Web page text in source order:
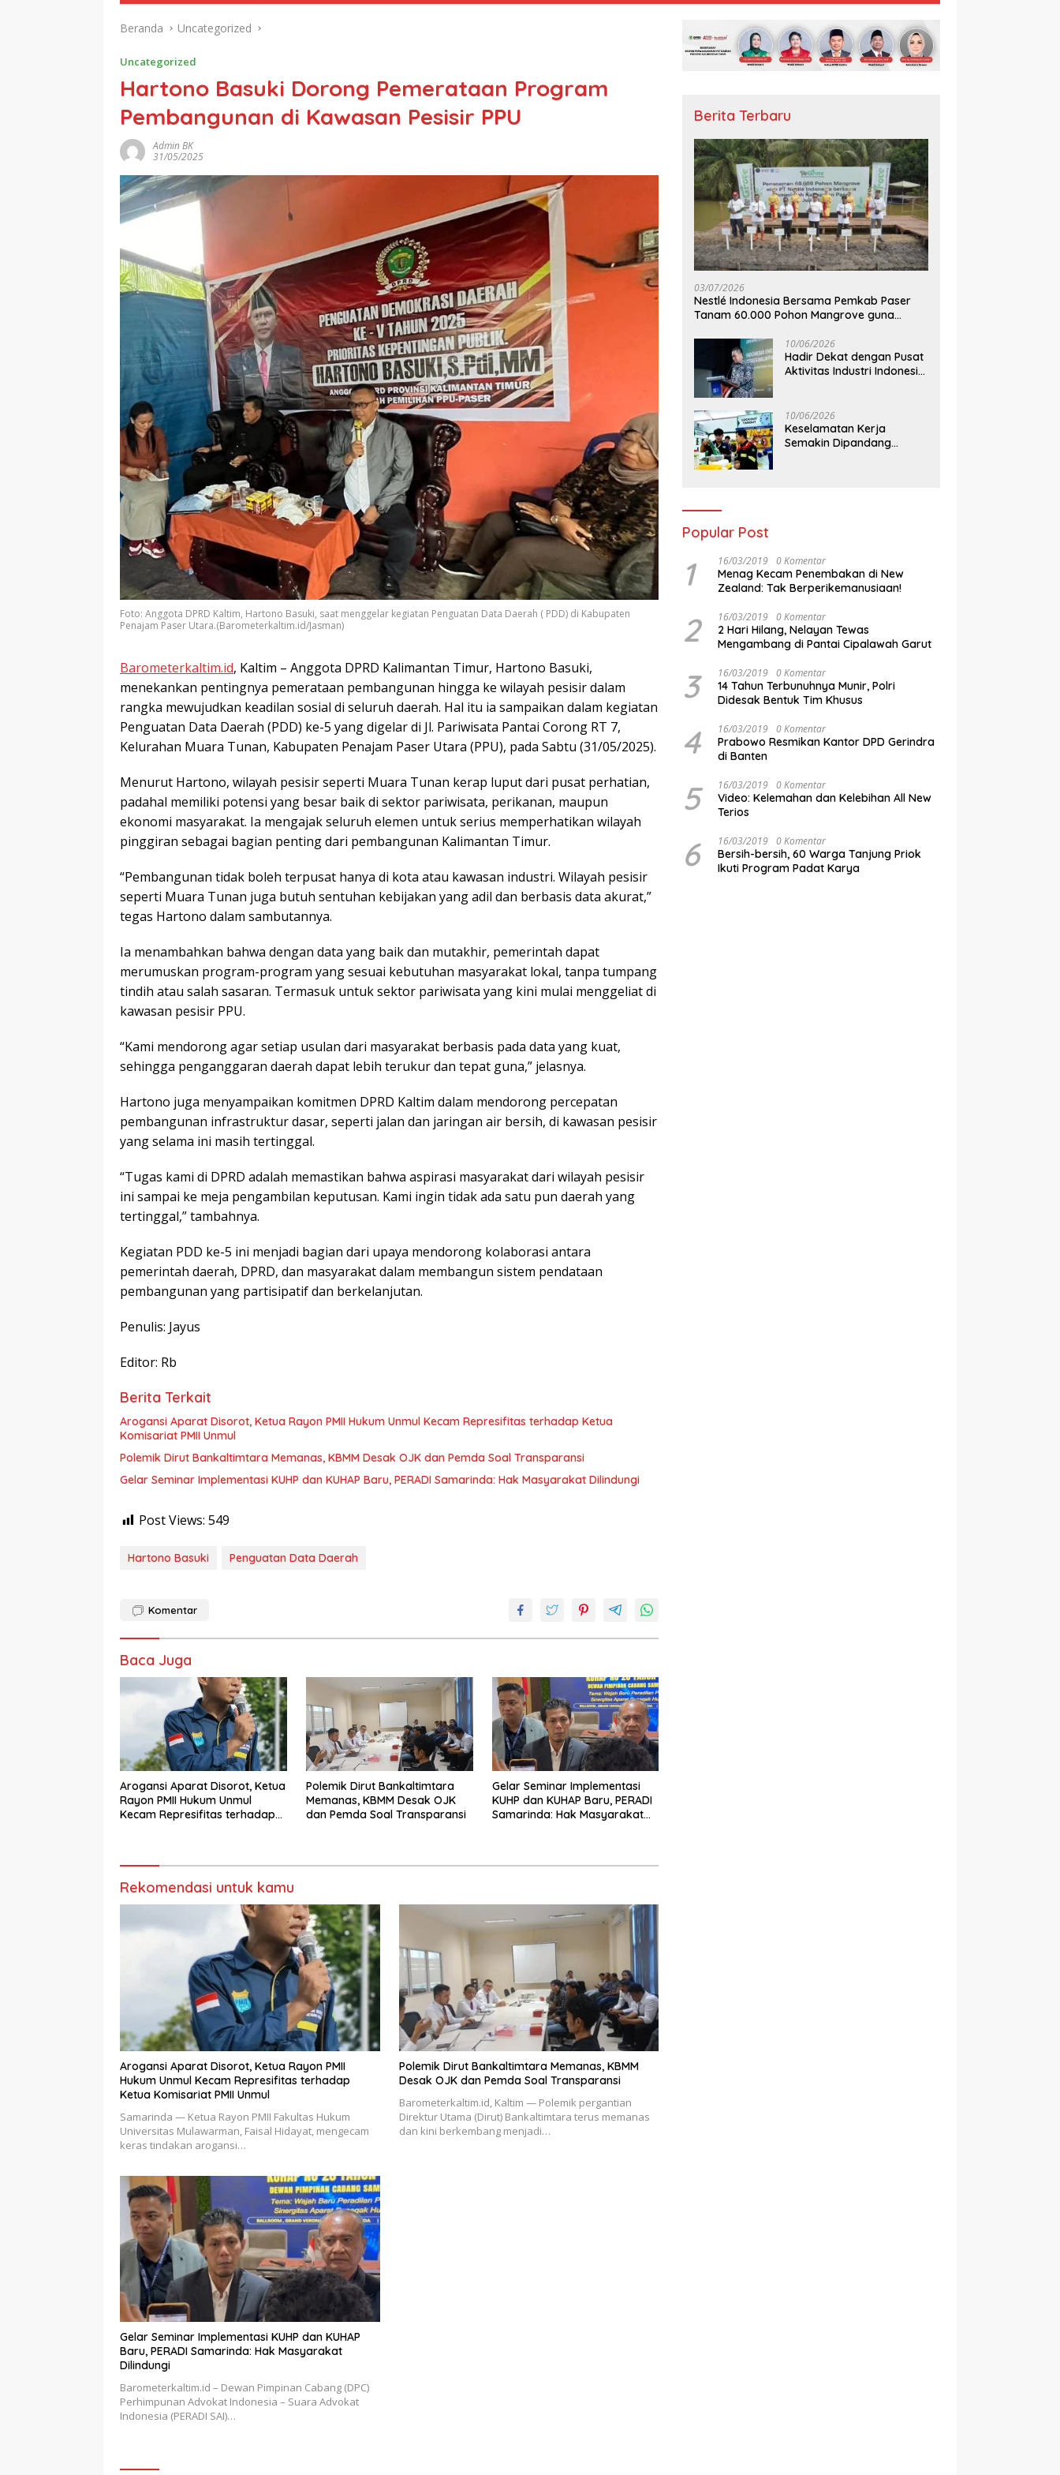
Beranda Uncategorized
Uncategorized
Hartono Basuki Dorong Pemerataan Program
Pembangunan di Kawasan Pesisir PPU
Admin BK
31/05/2025
Foto: Anggota DPRD Kaltim, Hartono Basuki, saat menggelar kegiatan Penguatan Data Daerah ( PDD) di Kabupaten
Penajam Paser Utara.(Barometerkaltim.id/Jasman)
Barometerkaltim.id, Kaltim – Anggota DPRD Kalimantan Timur, Hartono Basuki,
menekankan pentingnya pemerataan pembangunan hingga ke wilayah pesisir dalam
rangka mewujudkan keadilan sosial di seluruh daerah. Hal itu ia sampaikan dalam kegiatan
Penguatan Data Daerah (PDD) ke-5 yang digelar di Jl. Pariwisata Pantai Corong RT 7,
Kelurahan Muara Tunan, Kabupaten Penajam Paser Utara (PPU), pada Sabtu (31/05/2025).
Menurut Hartono, wilayah pesisir seperti Muara Tunan kerap luput dari pusat perhatian,
padahal memiliki potensi yang besar baik di sektor pariwisata, perikanan, maupun
ekonomi masyarakat. Ia mengajak seluruh elemen untuk serius memperhatikan wilayah
pinggiran sebagai bagian penting dari pembangunan Kalimantan Timur.
“Pembangunan tidak boleh terpusat hanya di kota atau kawasan industri. Wilayah pesisir
seperti Muara Tunan juga butuh sentuhan kebijakan yang adil dan berbasis data akurat,”
tegas Hartono dalam sambutannya.
Ia menambahkan bahwa dengan data yang baik dan mutakhir, pemerintah dapat
merumuskan program-program yang sesuai kebutuhan masyarakat lokal, tanpa tumpang
tindih atau salah sasaran. Termasuk untuk sektor pariwisata yang kini mulai menggeliat di
kawasan pesisir PPU.
“Kami mendorong agar setiap usulan dari masyarakat berbasis pada data yang kuat,
sehingga penganggaran daerah dapat lebih terukur dan tepat guna,” jelasnya.
Hartono juga menyampaikan komitmen DPRD Kaltim dalam mendorong percepatan
pembangunan infrastruktur dasar, seperti jalan dan jaringan air bersih, di kawasan pesisir
yang selama ini masih tertinggal.
“Tugas kami di DPRD adalah memastikan bahwa aspirasi masyarakat dari wilayah pesisir
ini sampai ke meja pengambilan keputusan. Kami ingin tidak ada satu pun daerah yang
tertinggal,” tambahnya.
Kegiatan PDD ke-5 ini menjadi bagian dari upaya mendorong kolaborasi antara
pemerintah daerah, DPRD, dan masyarakat dalam membangun sistem pendataan
pembangunan yang partisipatif dan berkelanjutan.
Penulis: Jayus
Editor: Rb
Berita Terkait
Arogansi Aparat Disorot, Ketua Rayon PMII Hukum Unmul Kecam Represifitas terhadap Ketua
Komisariat PMII Unmul
Polemik Dirut Bankaltimtara Memanas, KBMM Desak OJK dan Pemda Soal Transparansi
Gelar Seminar Implementasi KUHP dan KUHAP Baru, PERADI Samarinda: Hak Masyarakat Dilindungi
Post Views: 549
Hartono Basuki Penguatan Data Daerah
Komentar
Baca Juga
Arogansi Aparat Disorot, Ketua
Rayon PMII Hukum Unmul
Kecam Represifitas terhadap
Polemik Dirut Bankaltimtara
Memanas, KBMM Desak OJK
dan Pemda Soal Transparansi
Gelar Seminar Implementasi
KUHP dan KUHAP Baru, PERADI
Samarinda: Hak Masyarakat
Rekomendasi untuk kamu
Arogansi Aparat Disorot, Ketua Rayon PMII
Hukum Unmul Kecam Represifitas terhadap
Ketua Komisariat PMII Unmul
Samarinda — Ketua Rayon PMII Fakultas Hukum
Universitas Mulawarman, Faisal Hidayat, mengecam
keras tindakan arogansi…
Polemik Dirut Bankaltimtara Memanas, KBMM
Desak OJK dan Pemda Soal Transparansi
Barometerkaltim.id, Kaltim — Polemik pergantian
Direktur Utama (Dirut) Bankaltimtara terus memanas
dan kini berkembang menjadi…
Gelar Seminar Implementasi KUHP dan KUHAP
Baru, PERADI Samarinda: Hak Masyarakat
Dilindungi
Barometerkaltim.id – Dewan Pimpinan Cabang (DPC)
Perhimpunan Advokat Indonesia – Suara Advokat
Indonesia (PERADI SAI)…
Berita Terbaru
03/07/2026
Nestlé Indonesia Bersama Pemkab Paser
Tanam 60.000 Pohon Mangrove guna
10/06/2026
Hadir Dekat dengan Pusat
Aktivitas Industri Indonesia
Balikpapan
10/06/2026
Keselamatan Kerja
Semakin Dipandang
Popular Post
1 16/03/2019 0 Komentar
Menag Kecam Penembakan di New
Zealand: Tak Berperikemanusiaan!
2 16/03/2019 0 Komentar
2 Hari Hilang, Nelayan Tewas
Mengambang di Pantai Cipalawah Garut
3 16/03/2019 0 Komentar
14 Tahun Terbunuhnya Munir, Polri
Didesak Bentuk Tim Khusus
4 16/03/2019 0 Komentar
Prabowo Resmikan Kantor DPD Gerindra
di Banten
5 16/03/2019 0 Komentar
Video: Kelemahan dan Kelebihan All New
Terios
6 16/03/2019 0 Komentar
Bersih-bersih, 60 Warga Tanjung Priok
Ikuti Program Padat Karya